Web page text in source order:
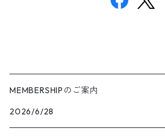
MEMBERSHIPのご案内
2026/6/28